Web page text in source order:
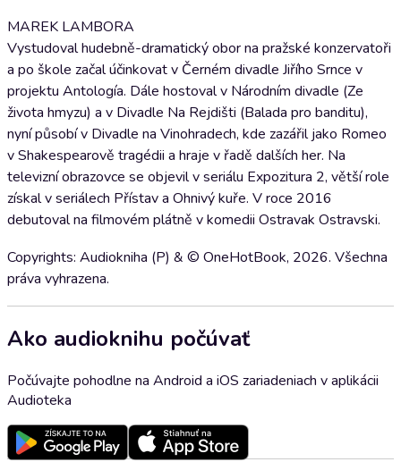
MAREK LAMBORA
Vystudoval hudebně-dramatický obor na pražské konzervatoři
a po škole začal účinkovat v Černém divadle Jiřího Srnce v
projektu Antología. Dále hostoval v Národním divadle (Ze
života hmyzu) a v Divadle Na Rejdišti (Balada pro banditu),
nyní působí v Divadle na Vinohradech, kde zazářil jako Romeo
v Shakespearově tragédii a hraje v řadě dalších her. Na
televizní obrazovce se objevil v seriálu Expozitura 2, větší role
získal v seriálech Přístav a Ohnivý kuře. V roce 2016
debutoval na filmovém plátně v komedii Ostravak Ostravski.
Copyrights: Audiokniha (P) & © OneHotBook, 2026. Všechna
práva vyhrazena.
Ako audioknihu počúvať
Počúvajte pohodlne na Android a iOS zariadeniach v aplikácii
Audioteka